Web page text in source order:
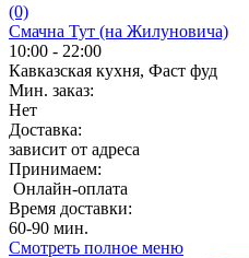
(0)
Смачна Тут (на Жилуновича)
10:00 - 22:00
Кавказская кухня, Фаст фуд
Мин. заказ:
Нет
Доставка:
зависит от адреса
Принимаем:
Онлайн-оплата
Время доставки:
60-90 мин.
Смотреть полное меню